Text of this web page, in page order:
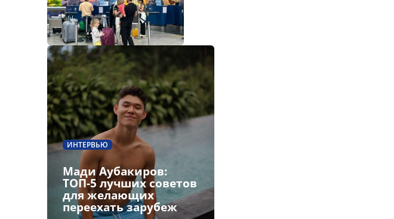
ИНТЕРВЬЮ
Мади Аубакиров:
ТОП-5 лучших советов
для желающих
переехать зарубеж